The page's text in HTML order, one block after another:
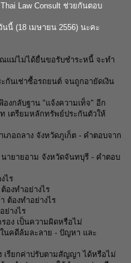
Law Consult ช่วยกันตอบ
นี้ (18 เมษายน 2556) นะคะ
แม่ไม่ได้ยื่นขอรับชำระหนี้ จะทำ
กันเช่าซื้อรถยนต์ จนถูกอายัดเงิน
งกลับฐาน "แจ้งความเท็จ" อีก
เตรียมหลักทรัพย์ประกันตัวให้
ภอถลาง จังหวัดภูเก็ต - คำตอบจาก
ายายอาม จังหวัดจันทบุรี - คำตอบ
ไร
องทำอย่างไร
ต้องทำอย่างไร
ย่างไร
อง เป็นความผิดหรือไม่
นคดีล้มละลาย - ปัญหา และ
เรียกค่าปรับตามสัญญา ได้หรือไม่